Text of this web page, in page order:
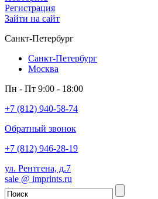
Регистрация
Зайти на сайт
Санкт-Петербург
Санкт-Петербург
Москва
Пн - Пт 9:00 - 18:00
+7 (812) 940-58-74
Обратный звонок
+7 (812) 946-28-19
ул. Рентгена, д.7
sale @ imprints.ru